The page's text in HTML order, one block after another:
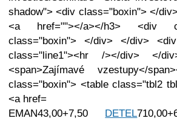
EMAN43,00+7,50 DETEL